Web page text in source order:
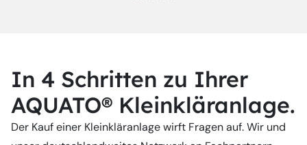
In 4 Schritten zu Ihrer
AQUATO® Kleinkläranlage.
Der Kauf einer Kleinkläranlage wirft Fragen auf. Wir und